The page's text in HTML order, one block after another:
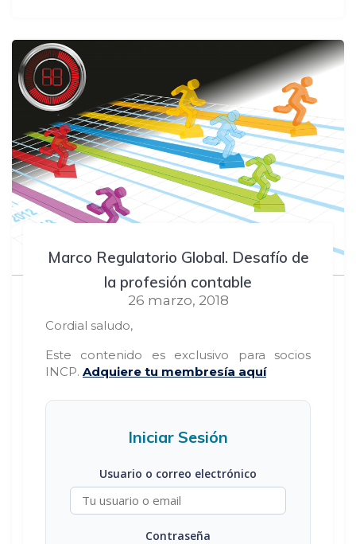
Marco Regulatorio Global. Desafío de
la profesión contable
26 marzo, 2018
Cordial saludo,
Este contenido es exclusivo para socios
INCP. Adquiere tu membresía aquí
Iniciar Sesión
Usuario o correo electrónico
Contraseña